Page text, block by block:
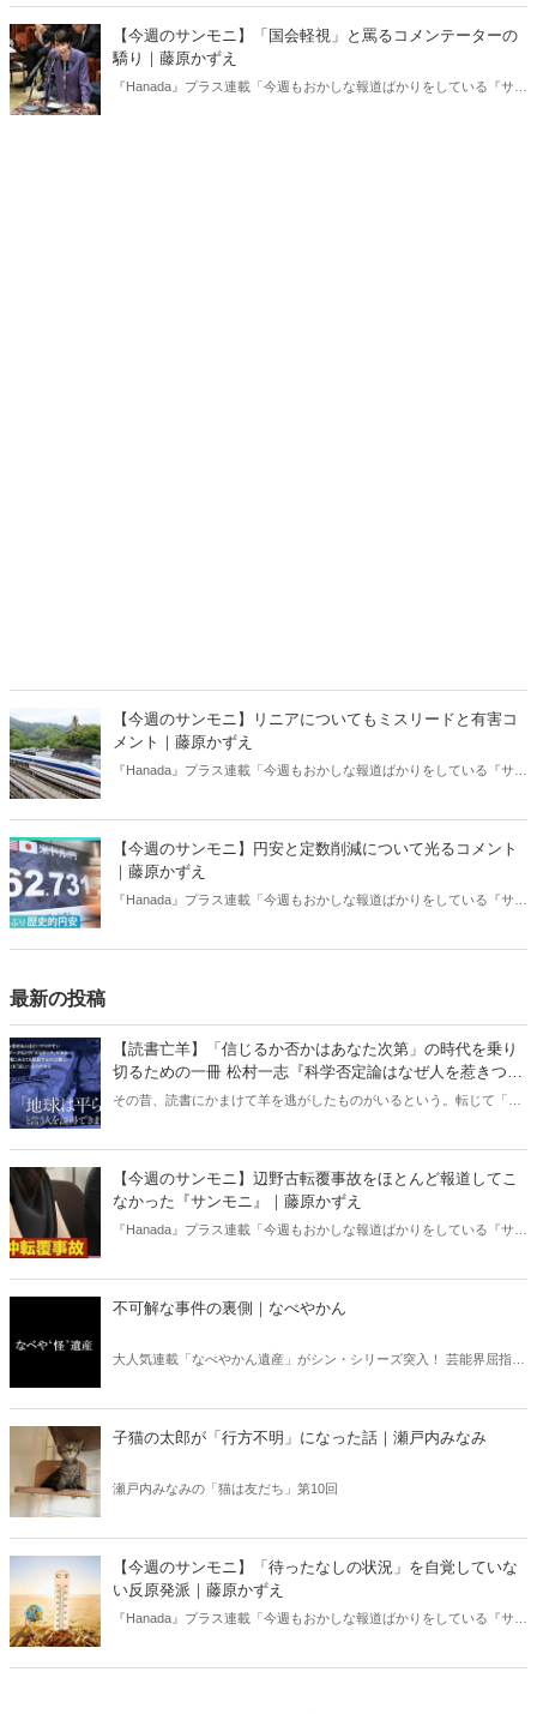
【今週のサンモニ】「国会軽視」と罵るコメンテーターの
驕り｜藤原かずえ
『Hanada』プラス連載「今週もおかしな報道ばかりをしている『サン
【今週のサンモニ】リニアについてもミスリードと有害コ
メント｜藤原かずえ
『Hanada』プラス連載「今週もおかしな報道ばかりをしている『サン
【今週のサンモニ】円安と定数削減について光るコメント
｜藤原かずえ
『Hanada』プラス連載「今週もおかしな報道ばかりをしている『サン
最新の投稿
【読書亡羊】「信じるか否かはあなた次第」の時代を乗り
切るための一冊 松村一志『科学否定論はなぜ人を惹きつけ
るのか』（ちくま新書）｜梶原麻衣子
その昔、読書にかまけて羊を逃がしたものがいるという。転じて「読
ある。元月刊『Hanada』編集部員のライター・梶原がお送りする時事
書評！
【今週のサンモニ】辺野古転覆事故をほとんど報道してこ
なかった『サンモニ』｜藤原かずえ
『Hanada』プラス連載「今週もおかしな報道ばかりをしている『サン
不可解な事件の裏側｜なべやかん
大人気連載「なべやかん遺産」がシン・シリーズ突入！ 芸能界屈指の
信じるか信じないかは、あなた次第！ 芸能ニュース
子猫の太郎が「行方不明」になった話｜瀬戸内みなみ
瀬戸内みなみの「猫は友だち」第10回
【今週のサンモニ】「待ったなしの状況」を自覚していな
い反原発派｜藤原かずえ
『Hanada』プラス連載「今週もおかしな報道ばかりをしている『サン